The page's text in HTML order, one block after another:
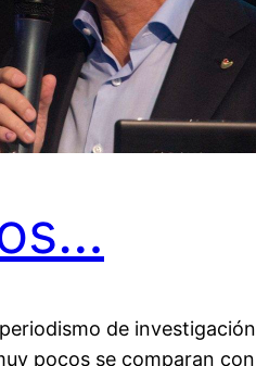
de investigación
pocos se comparan con